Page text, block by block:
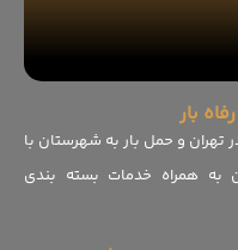
بار
و حمل بار به شهرستان با
همراه خدمات بسته بندی